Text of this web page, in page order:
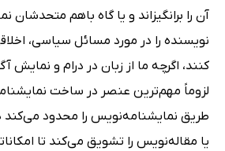
آن را برانگیزاند و یا گاه باهم متحدشان
نویسنده را در مورد مسائل سیاسی،
کنند، اگرچه ما از زبان در درام و نمایش
لزوماً مهم‌ترین عنصر در ساخت
طریق نمایشنامه‌نویس را محدود می‌کند
یا مقاله‌نویس را تشویق می‌کند تا